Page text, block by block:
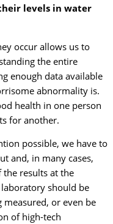
levels in water
occur allows us to
the entire
enough data available
abnormality is.
health in one person
for another.
possible, we have to
and, in many cases,
results at the
should be
or even be
of high-tech